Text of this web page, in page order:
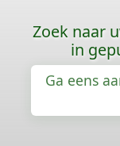
Zoek naar
in
Ga eens